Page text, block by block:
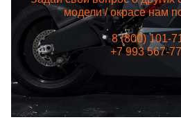
модели / окрасе нам
8 (800) 101-
+7 993 567-